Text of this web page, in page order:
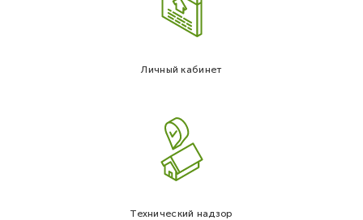
Личный кабинет
Технический надзор